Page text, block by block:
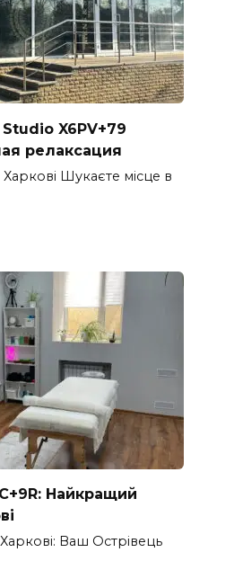
X6PV+79
релаксация
Шукаєте місце в
Найкращий
Ваш Острівець